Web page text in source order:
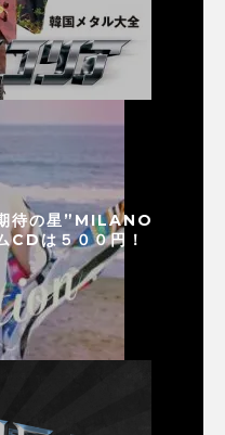
待の星”MILANO
CDは５００円！